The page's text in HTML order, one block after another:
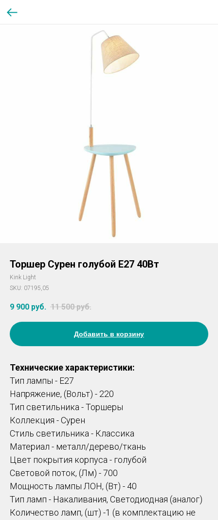
Торшер Сурен голубой E27 40Вт
Kink Light
SKU: 07195,05
9 900 руб. 11 500 руб.
Добавить в корзину
Технические характеристики:
Тип лампы - E27
Напряжение, (Вольт) - 220
Тип светильника - Торшеры
Коллекция - Сурен
Стиль светильника - Классика
Материал - металл/дерево/ткань
Цвет покрытия корпуса - голубой
Световой поток, (Лм) - 700
Мощность лампы ЛОН, (Вт) - 40
Тип ламп - Накаливания, Светодиодная (аналог)
Количество ламп, (шт) -1 (в комплектацию не